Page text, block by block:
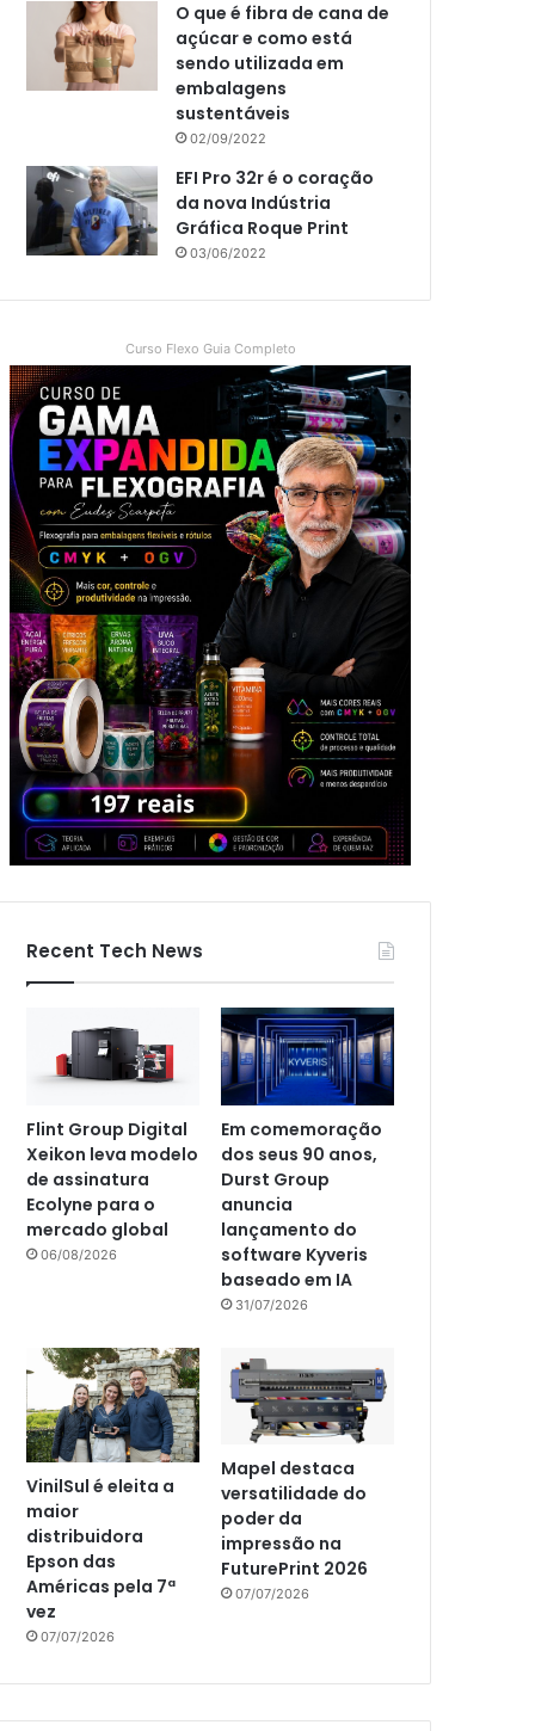
O que é fibra de cana de
açúcar e como está
sendo utilizada em
embalagens
sustentáveis
02/09/2022
EFI Pro 32r é o coração
da nova Indústria
Gráfica Roque Print
03/06/2022
Curso Flexo Guia Completo
Recent Tech News
Flint Group Digital
Xeikon leva modelo
de assinatura
Ecolyne para o
mercado global
06/08/2026
Em comemoração
dos seus 90 anos,
Durst Group
anuncia
lançamento do
software Kyveris
baseado em IA
31/07/2026
VinilSul é eleita a
maior
distribuidora
Epson das
Américas pela 7ª
vez
07/07/2026
Mapel destaca
versatilidade do
poder da
impressão na
FuturePrint 2026
07/07/2026